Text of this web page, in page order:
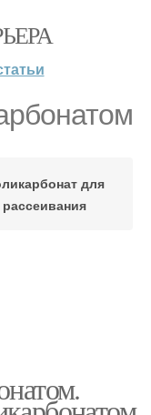
для
рассеивания